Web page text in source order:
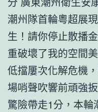
潮州隊首輪粵超展
生！請你停止散播
重破壞了我的空間
低擋屢次化解危機
場哨聲吹響前頑強
驚險帶走1分，本